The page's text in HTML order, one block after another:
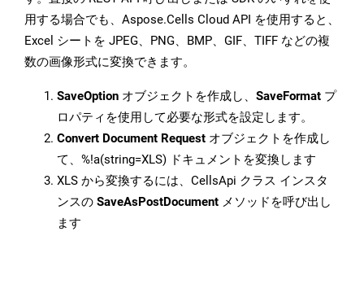
用する場合でも、Aspose.Cells Cloud API を使用すると、
Excel シートを JPEG、PNG、BMP、GIF、TIFF などの複
数の画像形式に変換できます。
SaveOption オブジェクトを作成し、 SaveFormat プ
ロパティを使用して必要な形式を設定します。
Convert Document Request オブジェクトを作成し
て、%!a(string=XLS) ドキュメントを変換します
XLS から変換するには、CellsApi クラス インスタ
ンスの SaveAsPostDocument メソッドを呼び出し
ます